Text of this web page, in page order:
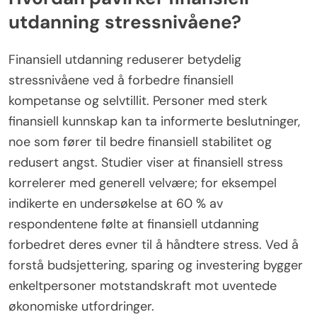
utdanning stressnivåene?
Finansiell utdanning reduserer betydelig
stressnivåene ved å forbedre finansiell
kompetanse og selvtillit. Personer med sterk
finansiell kunnskap kan ta informerte beslutninger,
noe som fører til bedre finansiell stabilitet og
redusert angst. Studier viser at finansiell stress
korrelerer med generell velvære; for eksempel
indikerte en undersøkelse at 60 % av
respondentene følte at finansiell utdanning
forbedret deres evner til å håndtere stress. Ved å
forstå budsjettering, sparing og investering bygger
enkeltpersoner motstandskraft mot uventede
økonomiske utfordringer.